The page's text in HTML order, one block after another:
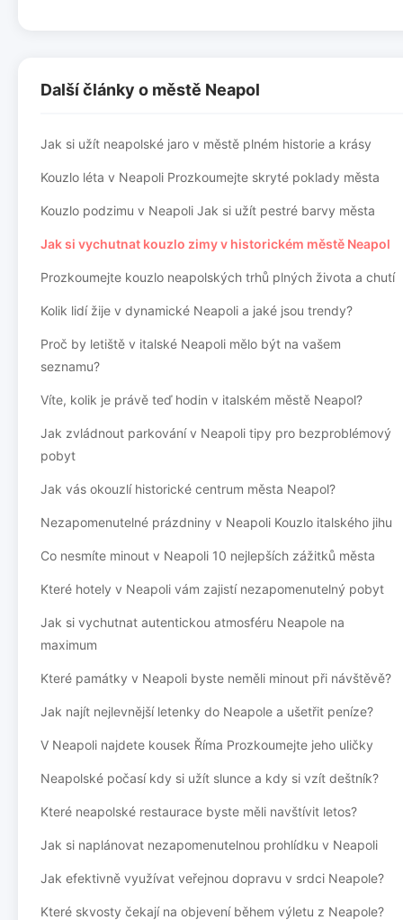
Další články o městě Neapol
Jak si užít neapolské jaro v městě plném historie a krásy
Kouzlo léta v Neapoli Prozkoumejte skryté poklady města
Kouzlo podzimu v Neapoli Jak si užít pestré barvy města
Jak si vychutnat kouzlo zimy v historickém městě Neapol
Prozkoumejte kouzlo neapolských trhů plných života a chutí
Kolik lidí žije v dynamické Neapoli a jaké jsou trendy?
Proč by letiště v italské Neapoli mělo být na vašem
seznamu?
Víte, kolik je právě teď hodin v italském městě Neapol?
Jak zvládnout parkování v Neapoli tipy pro bezproblémový
pobyt
Jak vás okouzlí historické centrum města Neapol?
Nezapomenutelné prázdniny v Neapoli Kouzlo italského jihu
Co nesmíte minout v Neapoli 10 nejlepších zážitků města
Které hotely v Neapoli vám zajistí nezapomenutelný pobyt
Jak si vychutnat autentickou atmosféru Neapole na
maximum
Které památky v Neapoli byste neměli minout při návštěvě?
Jak najít nejlevnější letenky do Neapole a ušetřit peníze?
V Neapoli najdete kousek Říma Prozkoumejte jeho uličky
Neapolské počasí kdy si užít slunce a kdy si vzít deštník?
Které neapolské restaurace byste měli navštívit letos?
Jak si naplánovat nezapomenutelnou prohlídku v Neapoli
Jak efektivně využívat veřejnou dopravu v srdci Neapole?
Které skvosty čekají na objevení během výletu z Neapole?